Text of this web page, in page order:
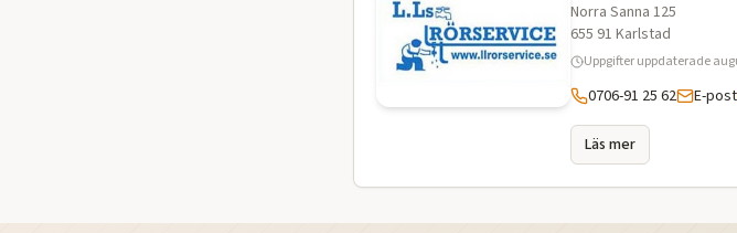
Norra Sanna 125
655 91 Karlstad
Uppgifter uppdaterade
0706-91 25 62 E-post
Läs mer